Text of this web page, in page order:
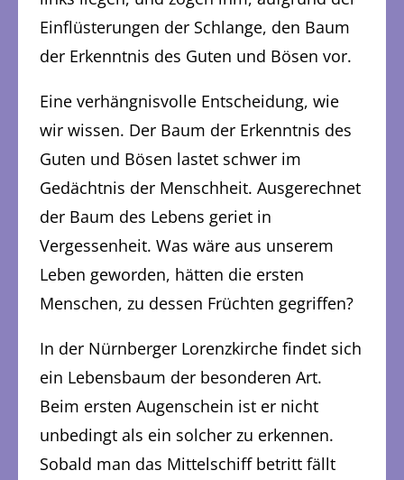
Einflüsterungen der Schlange, den Baum
der Erkenntnis des Guten und Bösen vor.
Eine verhängnisvolle Entscheidung, wie
wir wissen. Der Baum der Erkenntnis des
Guten und Bösen lastet schwer im
Gedächtnis der Menschheit. Ausgerechnet
der Baum des Lebens geriet in
Vergessenheit. Was wäre aus unserem
Leben geworden, hätten die ersten
Menschen, zu dessen Früchten gegriffen?
In der Nürnberger Lorenzkirche findet sich
ein Lebensbaum der besonderen Art.
Beim ersten Augenschein ist er nicht
unbedingt als ein solcher zu erkennen.
Sobald man das Mittelschiff betritt fällt